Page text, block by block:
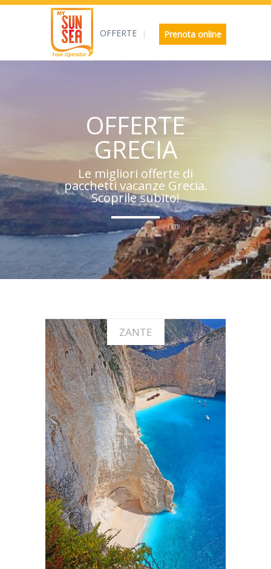
OFFERTE Prenota online
OFFERTE
GRECIA
Le migliori offerte di
pacchetti vacanze Grecia.
Scoprile subito!
ZANTE
Offerte vacanze a Zante
SCOPRI LE OFFERTE